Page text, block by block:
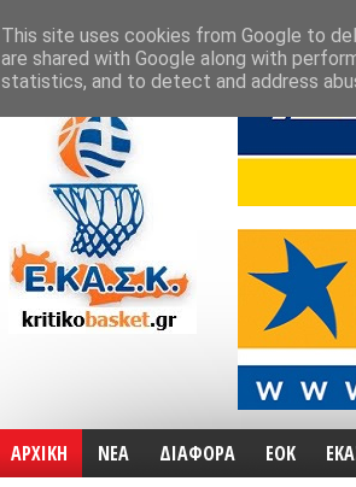
ΑΡΧΙΚΗ ΝΕΑ ΔΙΑΦΟΡΑ ΕΟΚ
This site uses cookies from Google to
are shared with Google along with
statistics, and to detect and address